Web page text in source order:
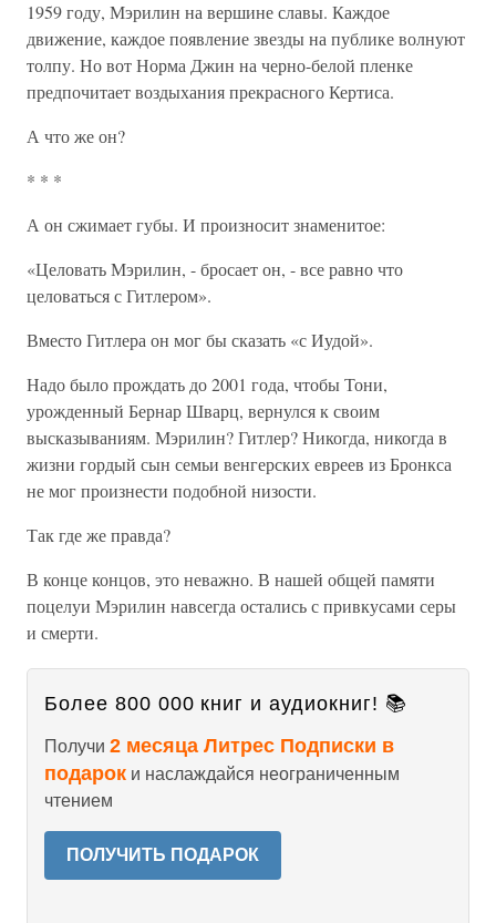
1959 году, Мэрилин на вершине славы. Каждое
движение, каждое появление звезды на публике волнуют
толпу. Но вот Норма Джин на черно-белой пленке
предпочитает воздыхания прекрасного Кертиса.
А что же он?
* * *
А он сжимает губы. И произносит знаменитое:
«Целовать Мэрилин, - бросает он, - все равно что
целоваться с Гитлером».
Вместо Гитлера он мог бы сказать «с Иудой».
Надо было прождать до 2001 года, чтобы Тони,
урожденный Бернар Шварц, вернулся к своим
высказываниям. Мэрилин? Гитлер? Никогда, никогда в
жизни гордый сын семьи венгерских евреев из Бронкса
не мог произнести подобной низости.
Так где же правда?
В конце концов, это неважно. В нашей общей памяти
поцелуи Мэрилин навсегда остались с привкусами серы
и смерти.
Более 800 000 книг и аудиокниг! 📚
Получи 2 месяца Литрес Подписки в
подарок и наслаждайся неограниченным
чтением
ПОЛУЧИТЬ ПОДАРОК